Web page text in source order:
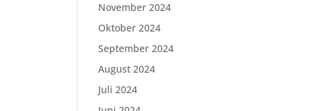
November 2024
Oktober 2024
September 2024
August 2024
Juli 2024